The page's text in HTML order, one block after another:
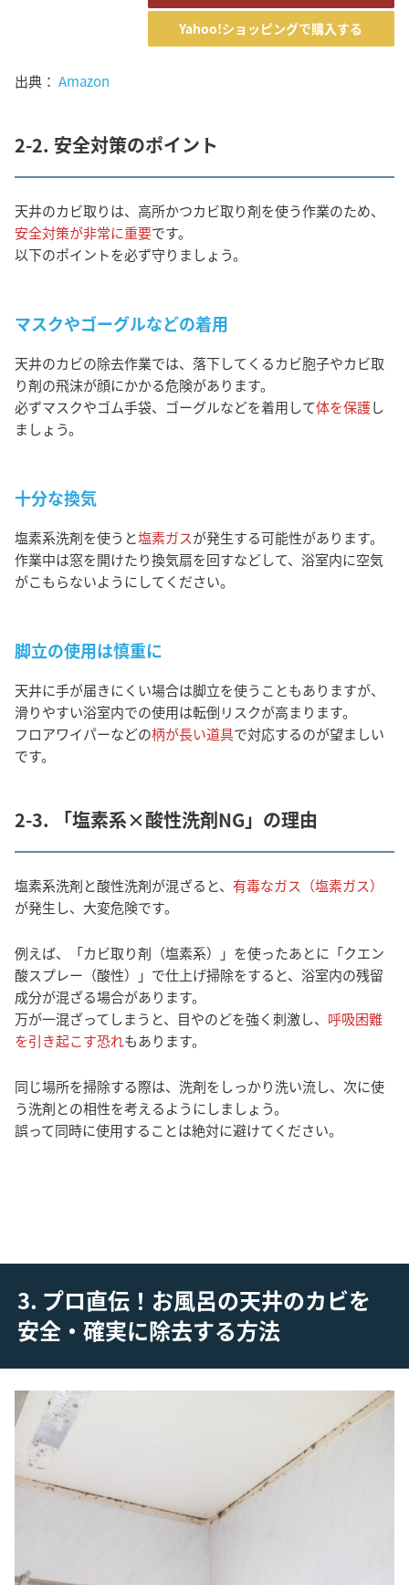
Yahoo!ショッピングで購入する
出典： Amazon
2-2. 安全対策のポイント
天井のカビ取りは、高所かつカビ取り剤を使う作業のため、
安全対策が非常に重要です。
以下のポイントを必ず守りましょう。
マスクやゴーグルなどの着用
天井のカビの除去作業では、落下してくるカビ胞子やカビ取
り剤の飛沫が顔にかかる危険があります。
必ずマスクやゴム手袋、ゴーグルなどを着用して体を保護し
ましょう。
十分な換気
塩素系洗剤を使うと塩素ガスが発生する可能性があります。
作業中は窓を開けたり換気扇を回すなどして、浴室内に空気
がこもらないようにしてください。
脚立の使用は慎重に
天井に手が届きにくい場合は脚立を使うこともありますが、
滑りやすい浴室内での使用は転倒リスクが高まります。
フロアワイパーなどの柄が長い道具で対応するのが望ましい
です。
2-3. 「塩素系×酸性洗剤NG」の理由
塩素系洗剤と酸性洗剤が混ざると、 有毒なガス（塩素ガス）
が発生し、大変危険です。
例えば、「カビ取り剤（塩素系）」を使ったあとに「クエン
酸スプレー（酸性）」で仕上げ掃除をすると、浴室内の残留
成分が混ざる場合があります。
万が一混ざってしまうと、目やのどを強く刺激し、 呼吸困難
を引き起こす恐れもあります。
同じ場所を掃除する際は、洗剤をしっかり洗い流し、次に使
う洗剤との相性を考えるようにしましょう。
誤って同時に使用することは絶対に避けてください。
3. プロ直伝！お風呂の天井のカビを
安全・確実に除去する方法